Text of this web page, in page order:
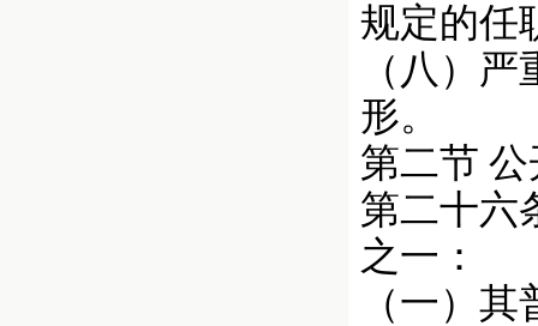
规定的任
（八）
形。
第二节
第二十六
之一：
（一）